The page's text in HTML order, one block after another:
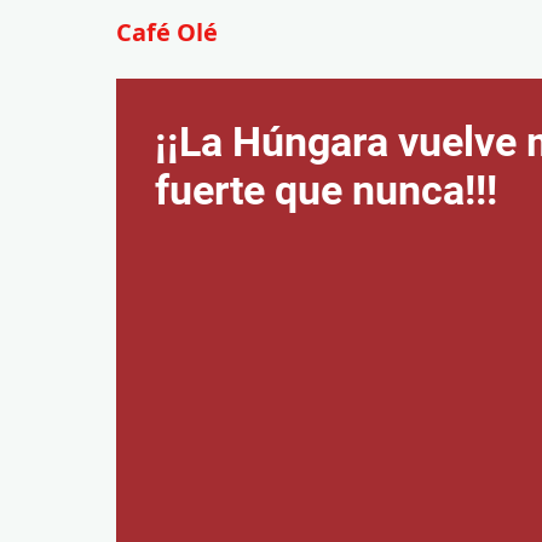
Café Olé
¡¡La Húngara vuelve
fuerte que nunca!!!